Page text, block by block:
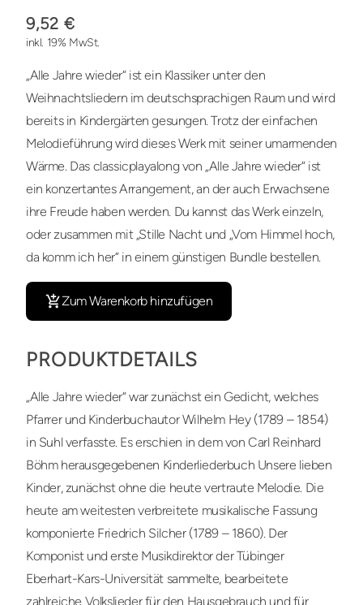
9,52 €
inkl. 19% MwSt.
„Alle Jahre wieder“ ist ein Klassiker unter den
Weihnachtsliedern im deutschsprachigen Raum und wird
bereits in Kindergärten gesungen. Trotz der einfachen
Melodieführung wird dieses Werk mit seiner umarmenden
Wärme. Das classicplayalong von „Alle Jahre wieder“ ist
ein konzertantes Arrangement, an der auch Erwachsene
ihre Freude haben werden. Du kannst das Werk einzeln,
oder zusammen mit „Stille Nacht und „Vom Himmel hoch,
da komm ich her“ in einem günstigen Bundle bestellen.
Zum Warenkorb hinzufügen
PRODUKTDETAILS
„Alle Jahre wieder“ war zunächst ein Gedicht, welches
Pfarrer und Kinderbuchautor Wilhelm Hey (1789 – 1854)
in Suhl verfasste. Es erschien in dem von Carl Reinhard
Böhm herausgegebenen Kinderliederbuch Unsere lieben
Kinder, zunächst ohne die heute vertraute Melodie. Die
heute am weitesten verbreitete musikalische Fassung
komponierte Friedrich Silcher (1789 – 1860). Der
Komponist und erste Musikdirektor der Tübinger
Eberhart-Kars-Universität sammelte, bearbeitete
zahlreiche Volkslieder für den Hausgebrauch und für